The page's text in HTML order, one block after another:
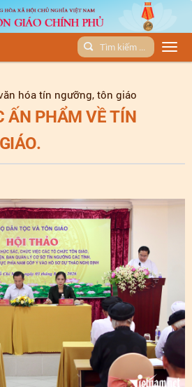
hóa tín ngưỡng, tôn giáo
ẤN PHẨM VỀ TÍN